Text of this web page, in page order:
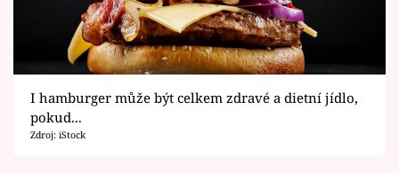
Horoskopy
Sledujte prima+
Filmový festival Karlovy Vary
I hamburger může být celkem zdravé a dietní jídlo,
pokud...
Zdroj: iStock